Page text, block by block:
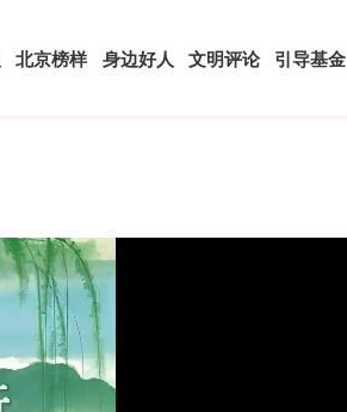
北京榜样 身边好人 文明评论 引导基金